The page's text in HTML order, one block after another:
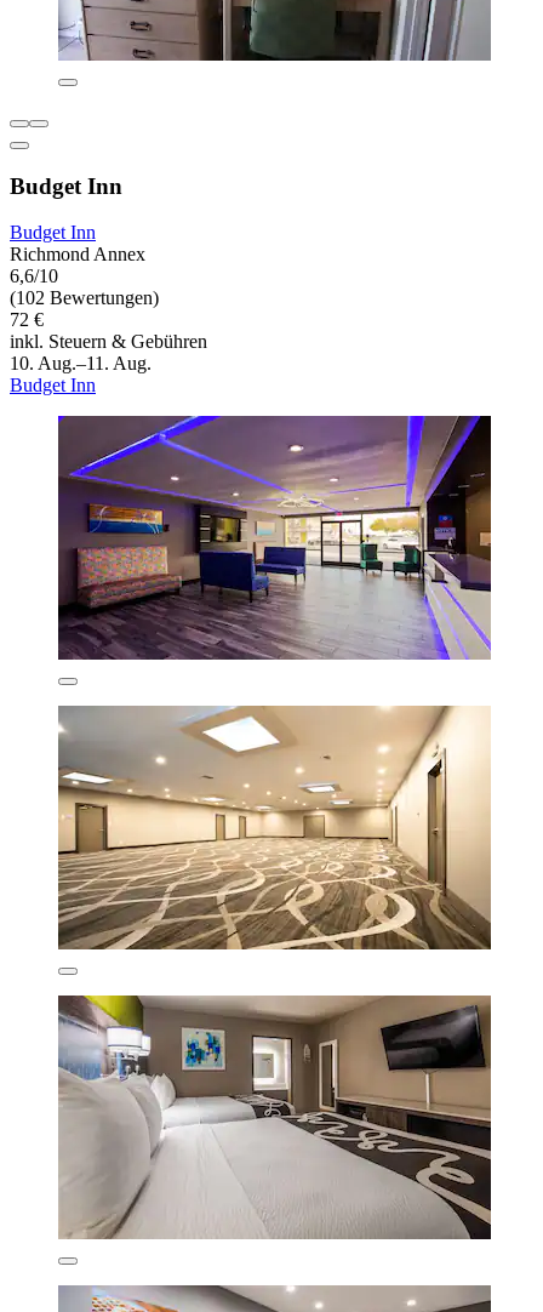
Budget Inn
Budget Inn
Richmond Annex
6,6/10
(102 Bewertungen)
72 €
inkl. Steuern & Gebühren
10. Aug.–11. Aug.
Budget Inn